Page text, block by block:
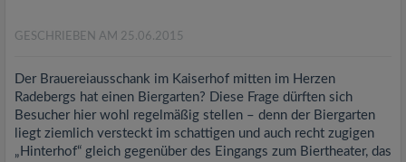
GESCHRIEBEN AM 25.06.2015
Der Brauereiausschank im Kaiserhof mitten im Herzen
Radebergs hat einen Biergarten? Diese Frage dürften sich
Besucher hier wohl regelmäßig stellen – denn der Biergarten
liegt ziemlich versteckt im schattigen und auch recht zugigen
„Hinterhof“ gleich gegenüber des Eingangs zum Biertheater, das